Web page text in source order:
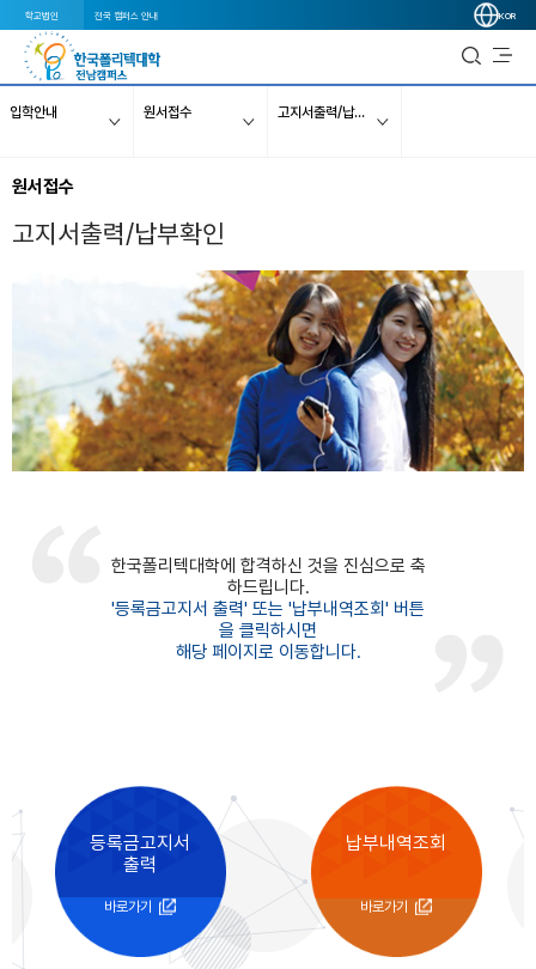
학교법인 전국 캠퍼스 안내 KOR
입학안내 원서접수 고지서출력/납부확인
원서접수
고지서출력/납부확인
한국폴리텍대학에 합격하신 것을 진심으로 축
하드립니다.
'등록금고지서 출력' 또는 '납부내역조회' 버튼
을 클릭하시면
해당 페이지로 이동합니다.
등록금고지서
출력
바로가기
납부내역조회
바로가기